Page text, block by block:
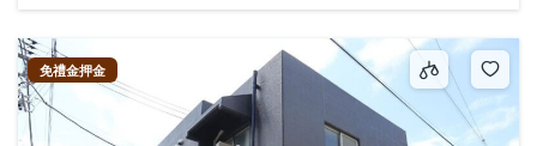
免禮金押金